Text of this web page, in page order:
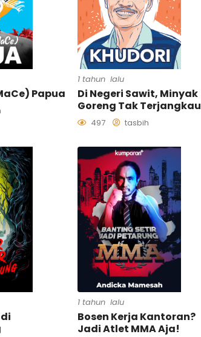
Papua
1 tahun lalu
Di Negeri Sawit, Minyak
Goreng Tak Terjangkau
497 tasbih
1 tahun lalu
Bosen Kerja Kantoran?
Jadi Atlet MMA Aja!